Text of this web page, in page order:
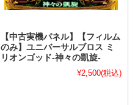
【中古実機パネル】【フィルム
のみ】ユニバーサルブロス ミ
リオンゴッド-神々の凱旋-
¥2,500(税込)